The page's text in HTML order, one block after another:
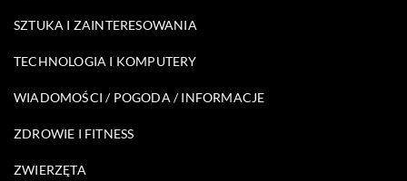
SZTUKA I ZAINTERESOWANIA
TECHNOLOGIA I KOMPUTERY
WIADOMOŚCI / POGODA / INFORMACJE
ZDROWIE I FITNESS
ZWIERZĘTA